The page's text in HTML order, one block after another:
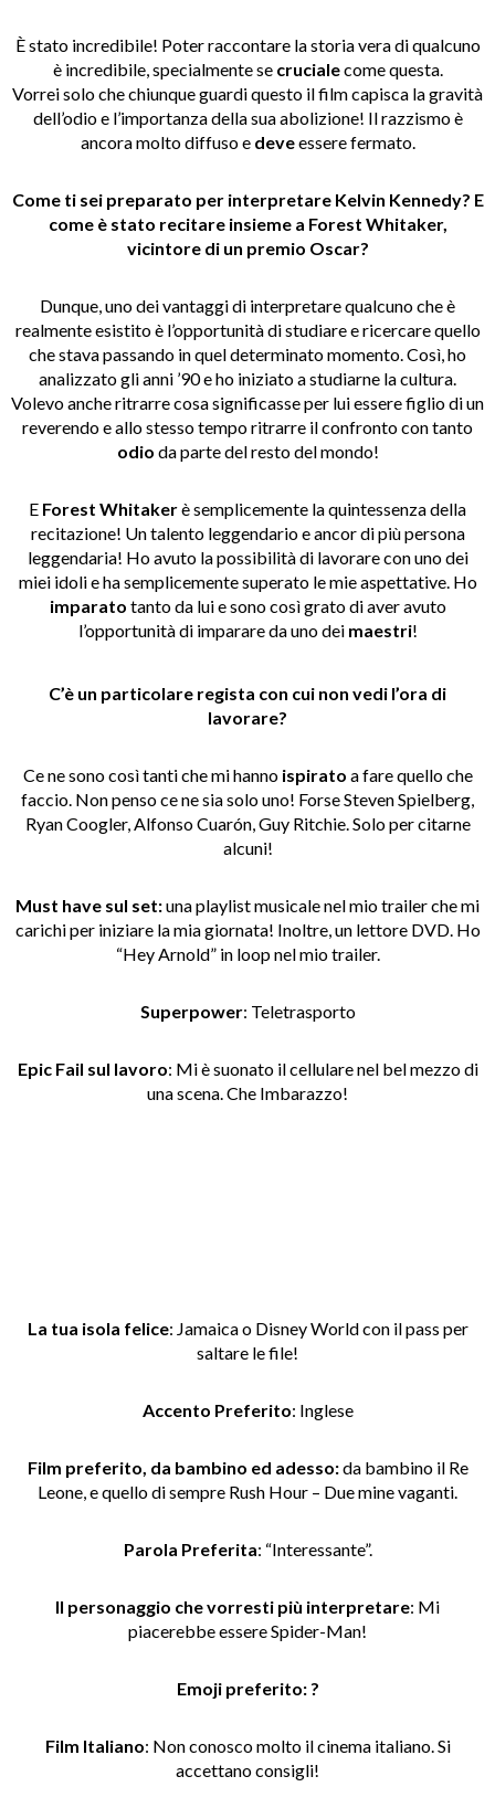
È stato incredibile! Poter raccontare la storia vera di qualcuno
è incredibile, specialmente se crucialecome questa.
Vorrei solo che chiunque guardi questo il film capisca la gravità
dell’odio e l’importanza della sua abolizione! Il razzismo è
ancora molto diffuso e deveessere fermato.
Come ti sei preparato per interpretare Kelvin Kennedy? E
come è stato recitare insieme a Forest Whitaker,
vicintore di un premio Oscar?
Dunque, uno dei vantaggi di interpretare qualcuno che è
realmente esistito è l’opportunità di studiare e ricercare quello
che stava passando in quel determinato momento. Così, ho
analizzato gli anni ’90 e ho iniziato a studiarne la cultura.
Volevo anche ritrarre cosa significasse per lui essere figlio di un
reverendo e allo stesso tempo ritrarre il confronto con tanto
odio da parte del resto del mondo!
E Forest Whitakerè semplicemente la quintessenza della
recitazione! Un talento leggendario e ancor di più persona
leggendaria! Ho avuto la possibilità di lavorare con uno dei
miei idoli e ha semplicemente superato le mie aspettative. Ho
imparato tanto da lui e sono così grato di aver avuto
l’opportunità di imparare da uno dei maestri!
C’è un particolare regista con cui non vedi l’ora di
lavorare?
Ce ne sono così tanti che mi hanno ispirato a fare quello che
faccio. Non penso ce ne sia solo uno! Forse Steven Spielberg,
Ryan Coogler, Alfonso Cuarón, Guy Ritchie. Solo per citarne
alcuni!
Must have sul set:una playlist musicale nel mio trailer che mi
carichi per iniziare la mia giornata! Inoltre, un lettore DVD. Ho
“Hey Arnold” in loop nel mio trailer.
Superpower: Teletrasporto
Epic Fail sul lavoro: Mi è suonato il cellulare nel bel mezzo di
una scena. Che Imbarazzo!
La tua isola felice: Jamaica o Disney World con il pass per
saltare le file!
Accento Preferito: Inglese
Film preferito, da bambino ed adesso:da bambino il Re
Leone, e quello di sempre Rush Hour – Due mine vaganti.
Parola Preferita: “Interessante”.
Il personaggio che vorresti più interpretare: Mi
piacerebbe essere Spider-Man!
Emoji preferito: ?
Film Italiano: Non conosco molto il cinema italiano. Si
accettano consigli!